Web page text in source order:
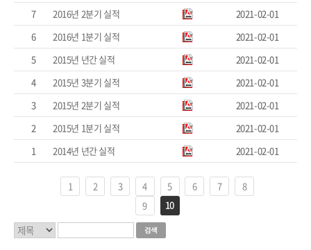
7
2016년 2분기 실적
2021-02-01
6
2016년 1분기 실적
2021-02-01
5
2015년 년간 실적
2021-02-01
4
2015년 3분기 실적
2021-02-01
3
2015년 2분기 실적
2021-02-01
2
2015년 1분기 실적
2021-02-01
1
2014년 년간 실적 2021-02-01
1 2 3 4 5 6 7
8
9
10